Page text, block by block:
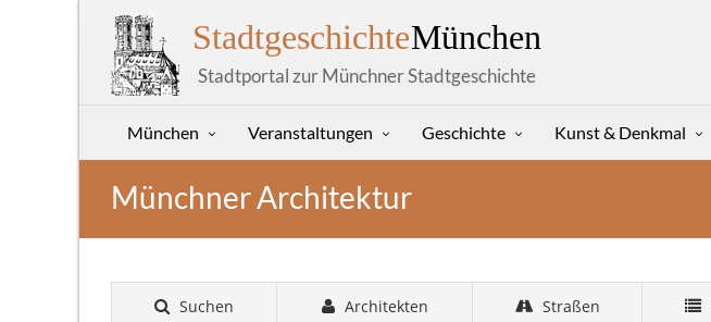
StadtgeschichteMünchen
Stadtportal zur Münchner Stadtgeschichte
München Veranstaltungen Geschichte Kunst & Denkmal
Münchner Architektur
Suchen Architekten Straßen